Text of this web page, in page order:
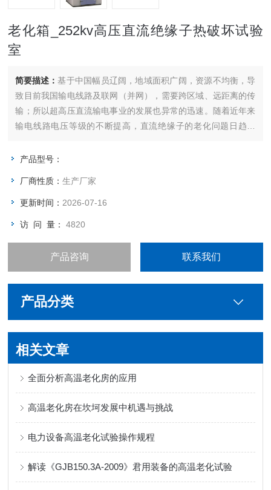
老化箱_252kv高压直流绝缘子热破坏试验
室
简要描述：基于中国幅员辽阔，地域面积广阔，资源不均衡，导
致目前我国输电线路及联网（并网），需要跨区域、远距离的传
输；所以超高压直流输电事业的发展也异常的迅速。随着近年来
输电线路电压等级的不断提高，直流绝缘子的老化问题日趋严
合行业特征的老化箱应运而生。
产品型号：
厂商性质：生产厂家
更新时间： 2026-07-16
访 问 量：4820
产品咨询 联系我们
产品分类
相关文章
全面分析高温老化房的应用
高温老化房在坎坷发展中机遇与挑战
电力设备高温老化试验操作规程
解读《GJB150.3A-2009》君用装备的高温老化试验